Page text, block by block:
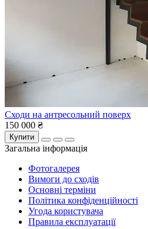
Сходи на антресольний поверх
150 000 ₴
Купити
Загальна інформація
Фотогалерея
Вимоги до сходів
Основні терміни
Політика конфіденційності
Угода користувача
Правила експлуатації